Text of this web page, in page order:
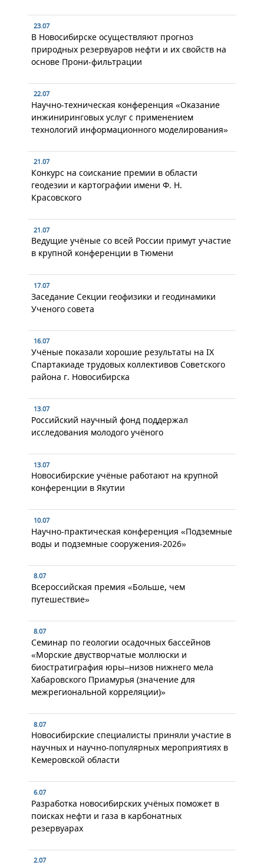
23.07
В Новосибирске осуществляют прогноз
природных резервуаров нефти и их свойств на
основе Прони-фильтрации
22.07
Научно-техническая конференция «Оказание
инжиниринговых услуг с применением
технологий информационного моделирования»
21.07
Конкурс на соискание премии в области
геодезии и картографии имени Ф. Н.
Красовского
21.07
Ведущие учёные со всей России примут участие
в крупной конференции в Тюмени
17.07
Заседание Секции геофизики и геодинамики
Ученого совета
16.07
Учёные показали хорошие результаты на IX
Спартакиаде трудовых коллективов Советского
района г. Новосибирска
13.07
Российский научный фонд поддержал
исследования молодого учёного
13.07
Новосибирские учёные работают на крупной
конференции в Якутии
10.07
Научно-практическая конференция «Подземные
воды и подземные сооружения-2026»
8.07
Всероссийская премия «Больше, чем
путешествие»
8.07
Семинар по геологии осадочных бассейнов
«Морские двустворчатые моллюски и
биостратиграфия юры–низов нижнего мела
Хабаровского Приамурья (значение для
межрегиональной корреляции)»
8.07
Новосибирские специалисты приняли участие в
научных и научно-популярных мероприятиях в
Кемеровской области
6.07
Разработка новосибирских учёных поможет в
поисках нефти и газа в карбонатных
резервуарах
2.07